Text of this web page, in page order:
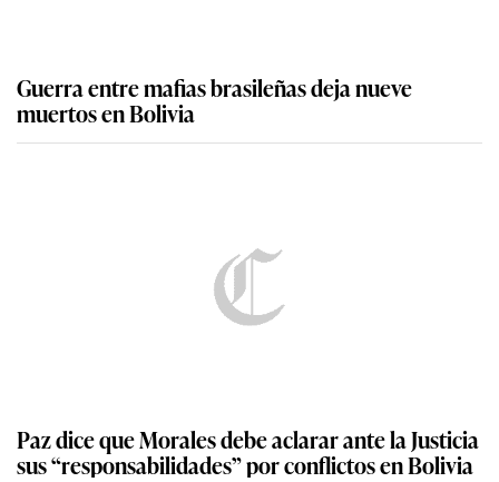
Guerra entre mafias brasileñas deja nueve
muertos en Bolivia
Paz dice que Morales debe aclarar ante la Justicia
sus “responsabilidades” por conflictos en Bolivia